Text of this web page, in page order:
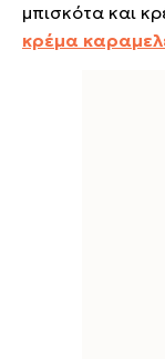
μπισκότα και
κρέμα